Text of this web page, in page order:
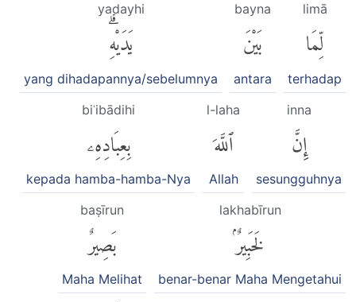
limā
لِّمَا
terhadap
bayna
بَيْنَ
antara
yadayhi
يَدَيْهِۗ
yang dihadapannya/sebelumnya
inna
إِنَّ
sesungguhnya
l-laha
ٱللَّهَ
Allah
biʿibādihi
بِعِبَادِهِۦ
kepada hamba-hamba-Nya
lakhabīrun
لَخَبِيرٌۢ
benar-benar Maha Mengetahui
baṣīrun
بَصِيرٌ
Maha Melihat